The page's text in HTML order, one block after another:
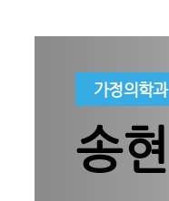
가정의학과
송현